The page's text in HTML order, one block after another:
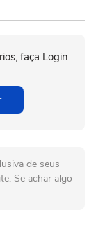
faça Login
de seus
Se achar algo